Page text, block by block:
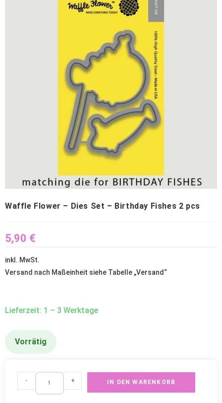
Waffle Flower – Dies Set – Birthday Fishes 2 pcs
5,90 €
inkl. MwSt.
Versand nach Maßeinheit siehe Tabelle „Versand“
Lieferzeit: 1 – 3 Werktage
Vorrätig
- + IN DEN WARENKORB